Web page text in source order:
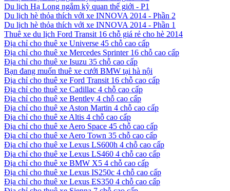
Du lịch Hạ Long ngắm kỳ quan thế giới - P1
Du lịch hè thỏa thích với xe INNOVA 2014 - Phần 2
Du lịch hè thỏa thích với xe INNOVA 2014 - Phần 1
Thuê xe du lịch Ford Transit 16 chỗ giá rẻ cho hè 2014
Địa chỉ cho thuê xe Universe 45 chỗ cao cấp
Địa chỉ cho thuê xe Mercedes Sprinter 16 chỗ cao cấp
Địa chỉ cho thuê xe Isuzu 35 chỗ cao cấp
Bạn đang muốn thuê xe cưới BMW tại hà nội
Địa chỉ cho thuê xe Ford Transit 16 chỗ cao cấp
Địa chỉ cho thuê xe Cadillac 4 chỗ cao cấp
Địa chỉ cho thuê xe Bentley 4 chỗ cao cấp
Địa chỉ cho thuê xe Aston Martin 4 chỗ cao cấp
Địa chỉ cho thuê xe Altis 4 chỗ cao cấp
Địa chỉ cho thuê xe Aero Space 45 chỗ cao cấp
Địa chỉ cho thuê xe Aero Town 35 chỗ cao cấp
Địa chỉ cho thuê xe Lexus LS600h 4 chỗ cao cấp
Địa chỉ cho thuê xe Lexus LS460 4 chỗ cao cấp
Địa chỉ cho thuê xe BMW X5 4 chỗ cao cấp
Địa chỉ cho thuê xe Lexus IS250c 4 chỗ cao cấp
Địa chỉ cho thuê xe Lexus ES350 4 chỗ cao cấp